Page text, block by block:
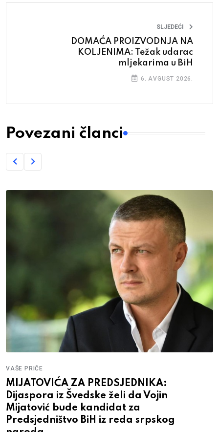
SLJEDEĆI
DOMAĆA PROIZVODNJA NA
KOLJENIMA: Težak udarac
mljekarima u BiH
6. AVGUST 2026.
Povezani članci
VAŠE PRIČE
MIJATOVIĆA ZA PREDSJEDNIKA:
Dijaspora iz Švedske želi da Vojin
Mijatović bude kandidat za
Predsjedništvo BiH iz reda srpskog